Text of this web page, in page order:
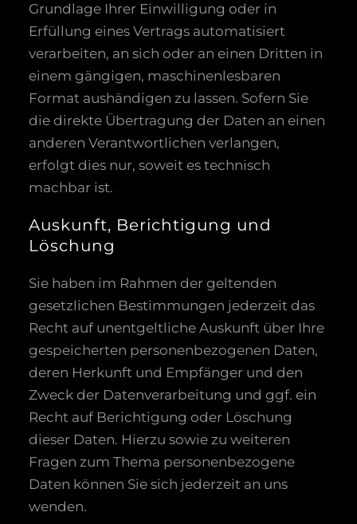
Grundlage Ihrer Einwilligung oder in
Erfüllung eines Vertrags automatisiert
verarbeiten, an sich oder an einen Dritten in
einem gängigen, maschinenlesbaren
Format aushändigen zu lassen. Sofern Sie
die direkte Übertragung der Daten an einen
anderen Verantwortlichen verlangen,
erfolgt dies nur, soweit es technisch
machbar ist.
Auskunft, Berichtigung und
Löschung
Sie haben im Rahmen der geltenden
gesetzlichen Bestimmungen jederzeit das
Recht auf unentgeltliche Auskunft über Ihre
gespeicherten personenbezogenen Daten,
deren Herkunft und Empfänger und den
Zweck der Datenverarbeitung und ggf. ein
Recht auf Berichtigung oder Löschung
dieser Daten. Hierzu sowie zu weiteren
Fragen zum Thema personenbezogene
Daten können Sie sich jederzeit an uns
wenden.